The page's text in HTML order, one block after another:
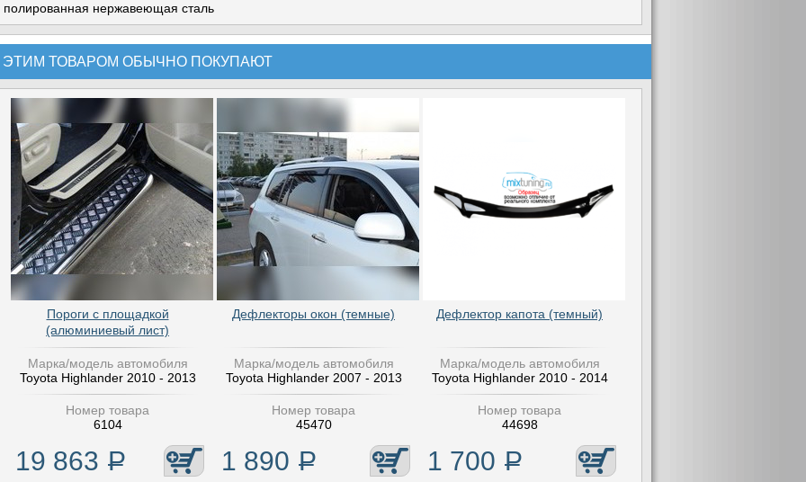
полированная нержавеющая сталь
ЭТИМ ТОВАРОМ ОБЫЧНО ПОКУПАЮТ
Пороги с площадкой
(алюминиевый лист)
Марка/модель автомобиля
Toyota Highlander 2010 - 2013
Номер товара
6104
19 863 Р
Дефлекторы окон (темные)
Марка/модель автомобиля
Toyota Highlander 2007 - 2013
Номер товара
45470
1 890 Р
Дефлектор капота (темный)
Марка/модель автомобиля
Toyota Highlander 2010 - 2014
Номер товара
44698
1 700 Р